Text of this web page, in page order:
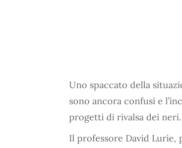
Uno spaccato della
sono ancora confusi e
progetti di rivalsa dei neri.
Il professore David Lurie,